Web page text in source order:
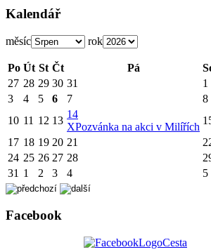
Kalendář
měsíc rok
Po Út St Čt Pá
27 28 29 30 31 1
3
4 5 6 7 8
10 11 12 13
14
XPozvánka na akci v Milířích
17 18 19 20 21
24 25 26 27 28
31 1 2 3 4 5
Facebook